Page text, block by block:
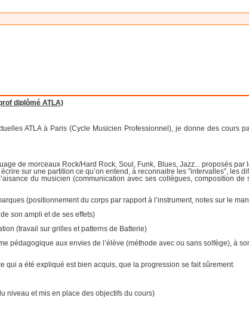
diplômé ATLA)
ATLA à Paris (Cycle Musicien Professionnel), je donne des cours
de morceaux Rock/Hard Rock, Soul, Funk, Blues, Jazz... proposés
sur une partition ce qu’on entend, à reconnaitre les ”intervalles”, les
du musicien (communication avec ses collègues, composition
(positionnement du corps par rapport à l’instrument, notes sur le
son ampli et de ses effets)
(travail sur grilles et patterns de Batterie)
pédagogique aux envies de l’élève (méthode avec ou sans solfège), à
qui a été expliqué est bien acquis, que la progression se fait sûrement.
niveau et mis en place des objectifs du cours)